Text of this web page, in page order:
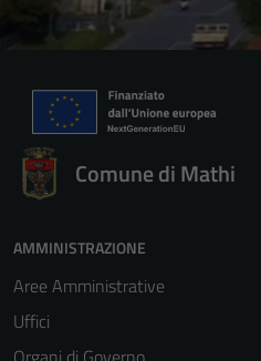
Comune di Mathi
AMMINISTRAZIONE
Aree Amministrative
Uffici